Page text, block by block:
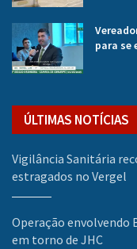
para se
ÚLTIMAS NOTÍCIAS
Vigilância Sanitária
estragados no Vergel
Operação envolvendo
em torno de JHC